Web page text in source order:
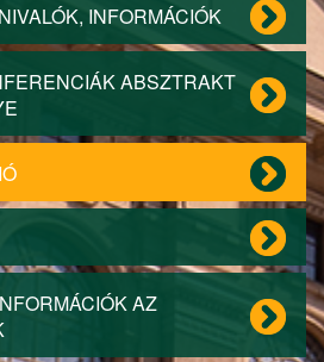
INFORMÁCIÓK
ABSZTRAKT
AZ